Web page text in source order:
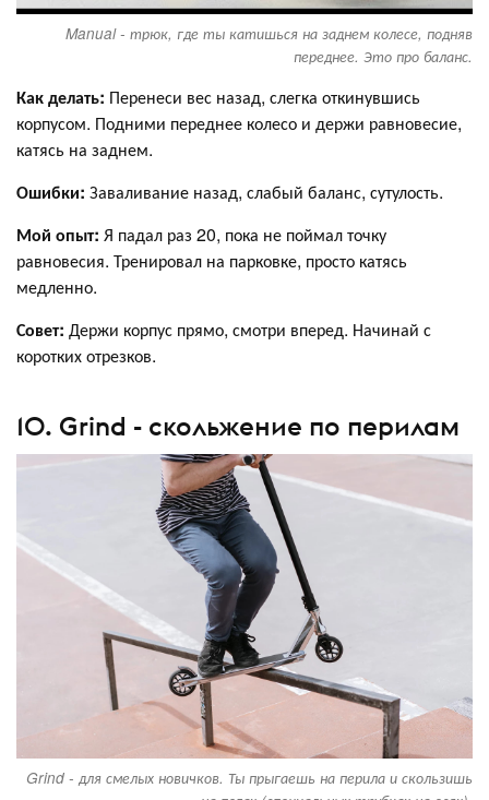
Manual - трюк, где ты катишься на заднем колесе, подняв
переднее. Это про баланс.
Как делать: Перенеси вес назад, слегка откинувшись
корпусом. Подними переднее колесо и держи равновесие,
катясь на заднем.
Ошибки: Заваливание назад, слабый баланс, сутулость.
Мой опыт: Я падал раз 20, пока не поймал точку
равновесия. Тренировал на парковке, просто катясь
медленно.
Совет: Держи корпус прямо, смотри вперед. Начинай с
коротких отрезков.
10. Grind - скольжение по перилам
Grind - для смелых новичков. Ты прыгаешь на перила и скользишь